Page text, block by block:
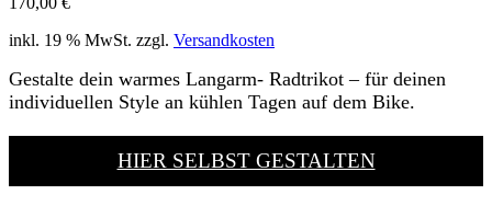
inkl. 19 % MwSt. zzgl. Versandkosten
Gestalte dein warmes Langarm- Radtrikot – für deinen
individuellen Style an kühlen Tagen auf dem Bike.
HIER SELBST GESTALTEN